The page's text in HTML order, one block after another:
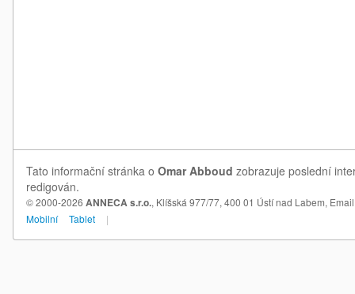
Tato informační stránka o Omar Abboud zobrazuje poslední
redigován.
© 2000-2026 ANNECA s.r.o., Klíšská 977/77, 400 01 Ústí nad Labem,
Mobilní
Tablet |